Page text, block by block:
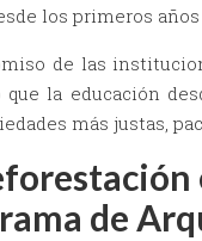
los primeros
de las
la educación
más justas,
de